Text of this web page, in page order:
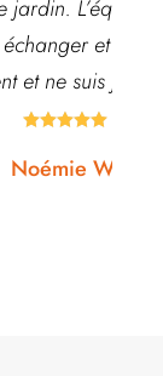
J’y vais